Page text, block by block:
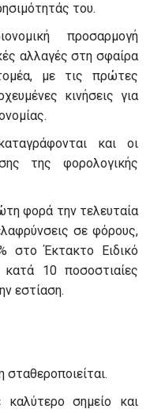
του.
προσαρμογή
αλλαγές στη σφαίρα
με τις πρώτες
κινήσεις για
και οι
της φορολογικής
φορά την τελευταία
σε φόρους,
στο Έκτακτο Ειδικό
10 ποσοστιαίες
εστίαση.
σημείο και